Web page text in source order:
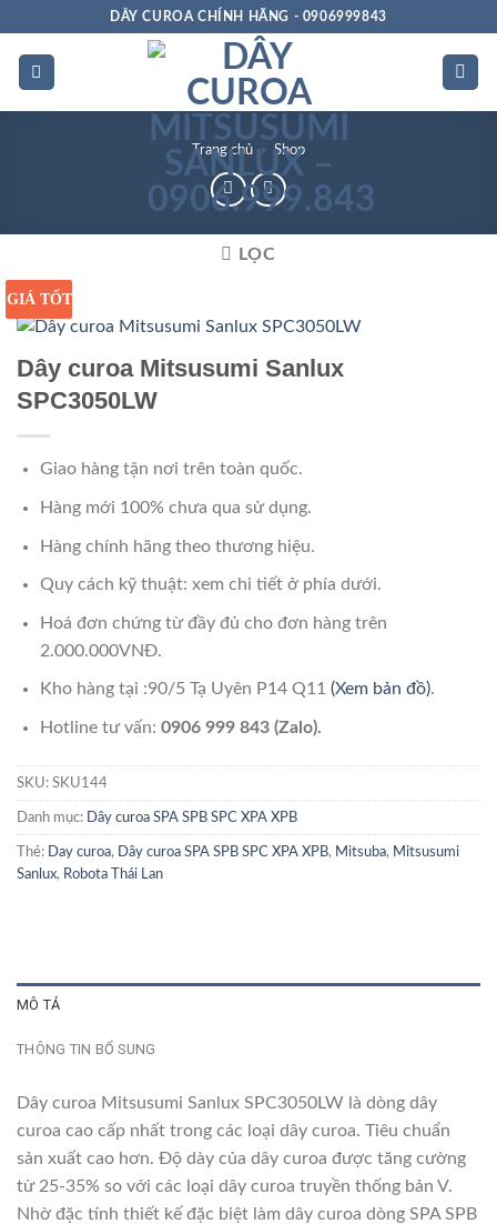
dung
DÂY CUROA CHÍNH HÃNG - 0906999843
Trang chủ » Shop
LỌC
GIÁ SỈ
GIÁ TỐT
Dây curoa Mitsusumi Sanlux
SPC3050LW
Giao hàng tận nơi trên toàn quốc.
Hàng mới 100% chưa qua sử dụng.
Hàng chính hãng theo thương hiệu.
Quy cách kỹ thuật: xem chi tiết ở phía dưới.
Hoá đơn chứng từ đầy đủ cho đơn hàng trên
2.000.000VNĐ.
Kho hàng tại :90/5 Tạ Uyên P14 Q11 (Xem bản đồ).
Hotline tư vấn: 0906 999 843 (Zalo).
SKU: SKU144
Danh mục: Dây curoa SPA SPB SPC XPA XPB
Thẻ: Day curoa, Dây curoa SPA SPB SPC XPA XPB, Mitsuba, Mitsusumi
Sanlux, Robota Thái Lan
MÔ TẢ
THÔNG TIN BỔ SUNG
Dây curoa Mitsusumi Sanlux SPC3050LW là dòng dây
curoa cao cấp nhất trong các loại dây curoa. Tiêu chuẩn
sản xuất cao hơn. Độ dày của dây curoa được tăng cường
từ 25-35% so với các loại dây curoa truyền thống bản V.
Nhờ đặc tính thiết kế đặc biệt làm dây curoa dòng SPA SPB